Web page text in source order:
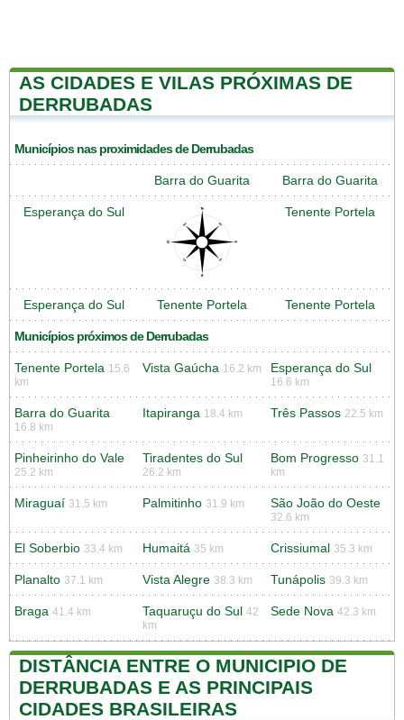
AS CIDADES E VILAS PRÓXIMAS DE
DERRUBADAS
Municípios nas proximidades de Derrubadas
Barra do Guarita Barra do Guarita
Esperança do Sul Tenente Portela
Esperança do Sul Tenente Portela Tenente Portela
Municípios próximos de Derrubadas
Tenente Portela 15.6
km
Vista Gaúcha 16.2 km Esperança do Sul
16.6 km
Barra do Guarita
16.8 km
Itapiranga 18.4 km Três Passos 22.5 km
Pinheirinho do Vale
25.2 km
Tiradentes do Sul
26.2 km
Bom Progresso 31.1
km
Miraguaí 31.5 km Palmitinho 31.9 km São João do Oeste
32.6 km
El Soberbio 33.4 km Humaitá 35 km Crissiumal 35.3 km
Planalto 37.1 km Vista Alegre 38.3 km Tunápolis 39.3 km
Braga 41.4 km Taquaruçu do Sul 42
km
Sede Nova 42.3 km
DISTÂNCIA ENTRE O MUNICIPIO DE
DERRUBADAS E AS PRINCIPAIS
CIDADES BRASILEIRAS